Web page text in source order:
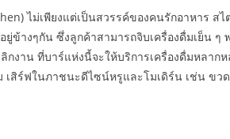
ไม่เพียงแต่เป็นสวรรค์ของคนรักอาหาร
ยู่ข้างๆกัน ซึ่งลูกค้าสามารถจิบเครื่องดื่มเย็น
ลิกงาน ที่บาร์แห่งนี้จะให้บริการเครื่องดื่มหล
เสิร์ฟในภาชนะดีไซน์หรูและโมเดิร์น เช่น ข